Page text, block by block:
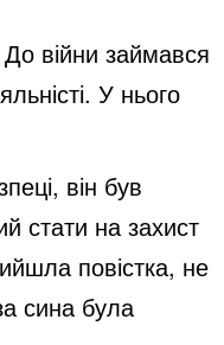
війни займався
У нього
він був
стати на захист
повістка, не
сина була